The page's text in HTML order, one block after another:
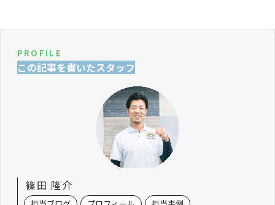
PROFILE
この記事を書いたスタッフ
篠田 隆介